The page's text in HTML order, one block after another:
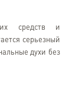
средств и
серьезный
духи без